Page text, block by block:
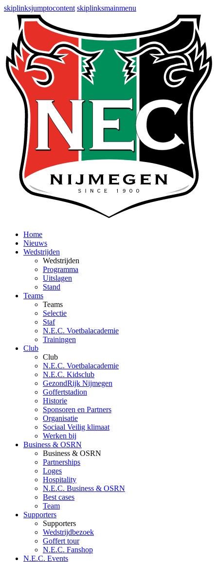
skiplinksjumptocontent skiplinksmainmenu
Home
Nieuws
Wedstrijden
Wedstrijden
Programma
Uitslagen
Stand
Teams
Teams
Selectie
Staf
N.E.C. Voetbalacademie
Trainingen
Club
Club
N.E.C. Voetbalacademie
N.E.C. Kidsclub
GezondRijk Nijmegen
Goffertstadion
Historie
Sponsoren en Partners
Organisatie
Sociaal Veilig klimaat
Werken bij
Business & OSRN
Business & OSRN
Partnerships
Loges
Hospitality
N.E.C. Business & OSRN
Best cases
Team
Supporters
Supporters
Wedstrijdbezoek
Goffert tour
N.E.C. Fanshop
N.E.C. Events